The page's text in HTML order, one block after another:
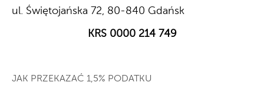
ul. Świętojańska 72, 80-840 Gdańsk
KRS 0000 214 749
JAK PRZEKAZAĆ 1,5% PODATKU